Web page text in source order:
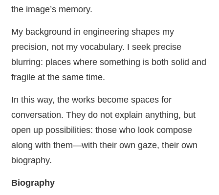
the image’s memory.
My background in engineering shapes my
precision, not my vocabulary. I seek precise
blurring: places where something is both solid and
fragile at the same time.
In this way, the works become spaces for
conversation. They do not explain anything, but
open up possibilities: those who look compose
along with them—with their own gaze, their own
biography.
Biography